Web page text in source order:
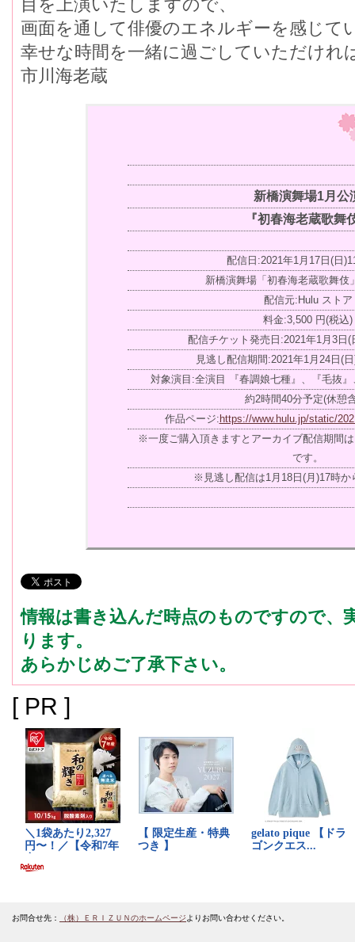
目を上演いたしますので、
画面を通して俳優のエネルギーを感じて
幸せな時間を一緒に過ごしていただけれ
市川海老蔵
新橋演舞場1月公
『初春海老蔵歌舞
配信日:2021年1月17日(日
新橋演舞場「初春海老蔵歌舞伎
配信元:Hulu ストア
料金:3,500 円(税込)
配信チケット発売日:2021年1月3日(
見逃し配信期間:2021年1月24日(
対象演目:全演目 『春調娘七種』、『毛抜
約2時間40分予定(休憩
作品ページ: https://www.hulu.jp/static/
※一度ご購入頂きますとアーカイブ配信期間
です。
※見逃し配信は1月18日(月)17時か
情報は書き込んだ時点のものですので、
ります。
あらかじめご了承下さい。
[ PR ]
お問合せ先： （株）ＥＲＩＺＵＮのホームページよりお問い合わせください。